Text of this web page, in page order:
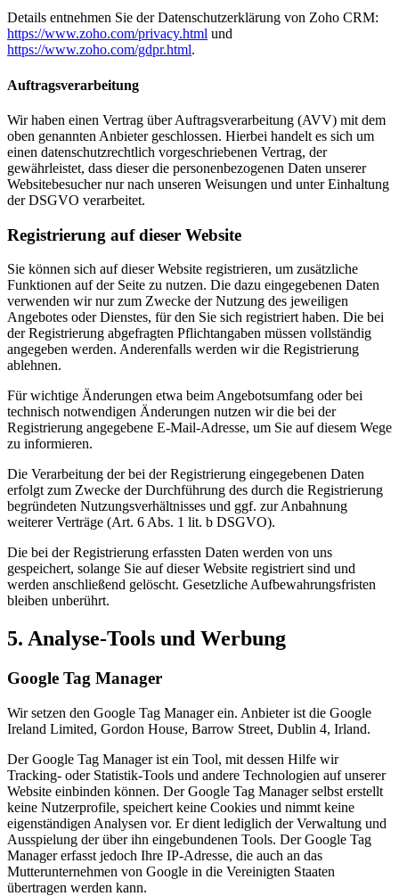
Details entnehmen Sie der Datenschutzerklärung von Zoho CRM:
https://www.zoho.com/privacy.html und
https://www.zoho.com/gdpr.html.
Auftragsverarbeitung
Wir haben einen Vertrag über Auftragsverarbeitung (AVV) mit dem
oben genannten Anbieter geschlossen. Hierbei handelt es sich um
einen datenschutzrechtlich vorgeschriebenen Vertrag, der
gewährleistet, dass dieser die personenbezogenen Daten unserer
Websitebesucher nur nach unseren Weisungen und unter Einhaltung
der DSGVO verarbeitet.
Registrierung auf dieser Website
Sie können sich auf dieser Website registrieren, um zusätzliche
Funktionen auf der Seite zu nutzen. Die dazu eingegebenen Daten
verwenden wir nur zum Zwecke der Nutzung des jeweiligen
Angebotes oder Dienstes, für den Sie sich registriert haben. Die bei
der Registrierung abgefragten Pflichtangaben müssen vollständig
angegeben werden. Anderenfalls werden wir die Registrierung
ablehnen.
Für wichtige Änderungen etwa beim Angebotsumfang oder bei
technisch notwendigen Änderungen nutzen wir die bei der
Registrierung angegebene E-Mail-Adresse, um Sie auf diesem Wege
zu informieren.
Die Verarbeitung der bei der Registrierung eingegebenen Daten
erfolgt zum Zwecke der Durchführung des durch die Registrierung
begründeten Nutzungsverhältnisses und ggf. zur Anbahnung
weiterer Verträge (Art. 6 Abs. 1 lit. b DSGVO).
Die bei der Registrierung erfassten Daten werden von uns
gespeichert, solange Sie auf dieser Website registriert sind und
werden anschließend gelöscht. Gesetzliche Aufbewahrungsfristen
bleiben unberührt.
5. Analyse-Tools und Werbung
Google Tag Manager
Wir setzen den Google Tag Manager ein. Anbieter ist die Google
Ireland Limited, Gordon House, Barrow Street, Dublin 4, Irland.
Der Google Tag Manager ist ein Tool, mit dessen Hilfe wir
Tracking- oder Statistik-Tools und andere Technologien auf unserer
Website einbinden können. Der Google Tag Manager selbst erstellt
keine Nutzerprofile, speichert keine Cookies und nimmt keine
eigenständigen Analysen vor. Er dient lediglich der Verwaltung und
Ausspielung der über ihn eingebundenen Tools. Der Google Tag
Manager erfasst jedoch Ihre IP-Adresse, die auch an das
Mutterunternehmen von Google in die Vereinigten Staaten
übertragen werden kann.